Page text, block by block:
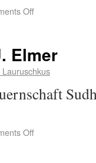
Off
Elmer
Lauruschkus
Off